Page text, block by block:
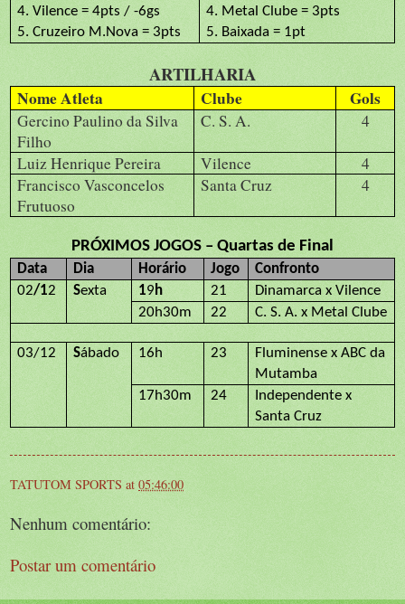
4. Vilence = 4pts / -6gs
5. Cruzeiro M.Nova = 3pts
4. Metal Clube = 3pts
5. Baixada = 1pt
ARTILHARIA
Nome Atleta Clube Gols
Gercino Paulino da Silva
Filho
C. S. A. 4
Luiz Henrique Pereira Vilence
4
Francisco Vasconcelos
Frutuoso
Santa Cruz 4
PRÓXIMOS JOGOS – Quartas de Final
Data Dia Horário Jogo
Confronto
02/12 Sexta 19 h 21
Dinamarca x Vilence
20h30m
22 C. S. A. x Metal Clube
03/12 Sábado 16h 23
Fluminense x ABC da
Mutamba
17h30m
24
Independente x
Santa Cruz
TATUTOM SPORTS at 05:46:00
Nenhum comentário:
Postar um comentário